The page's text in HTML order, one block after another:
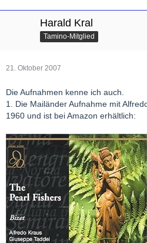
Harald Kral
Tamino-Mitglied
21. Oktober 2007
Die Aufnahmen kenne ich auch.
1. Die Mailänder Aufnahme mit
1960 und ist bei Amazon erhältlich: